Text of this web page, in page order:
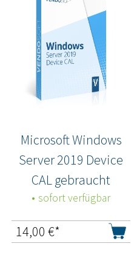
Microsoft Windows
Server 2019 Device
CAL gebraucht
sofort verfügbar
14,00 €*